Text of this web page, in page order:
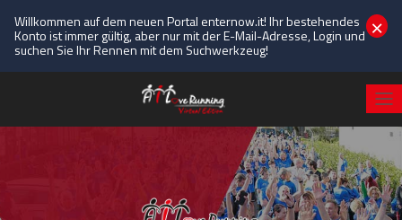
×
Willkommen auf dem neuen Portal enternow.it! Ihr bestehendes
Konto ist immer gültig, aber nur mit der E-Mail-Adresse, Login und
suchen Sie Ihr Rennen mit dem Suchwerkzeug!